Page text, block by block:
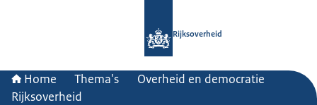
Rijksoverheid
Home Thema's
Overheid en democratie
Rijksoverheid